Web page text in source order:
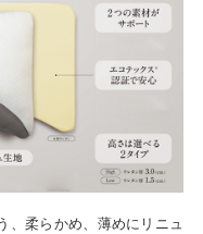
、柔らかめ、薄めにリニュ